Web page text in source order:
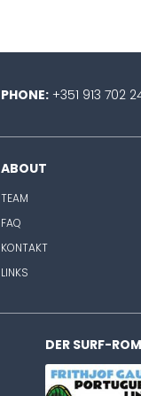
PHONE: +351 913 702
ABOUT
TEAM
FAQ
KONTAKT
LINKS
DER SURF-